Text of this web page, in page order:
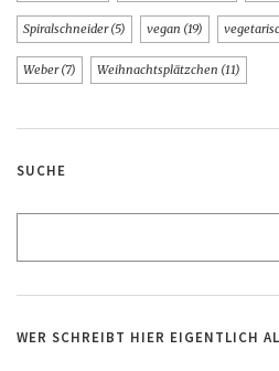
Spiralschneider(5) vegan (19)
Weber(7) Weihnachtsplätzchen (11)
SUCHE
WER SCHREIBT HIER EIGENTLICH